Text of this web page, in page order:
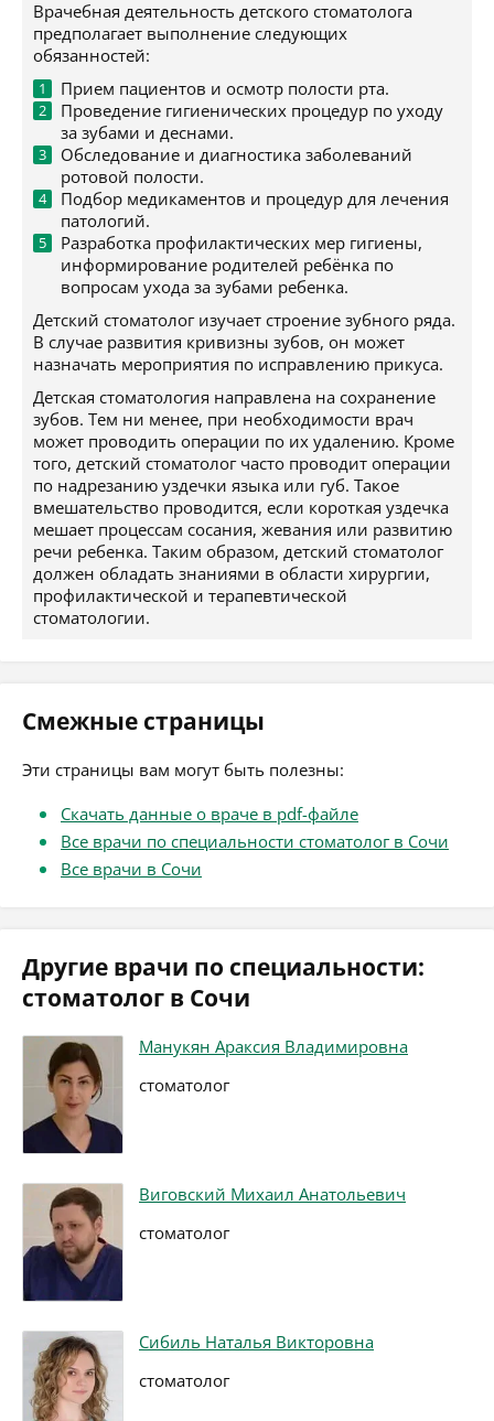
Врачебная деятельность детского стоматолога
предполагает выполнение следующих
обязанностей:
Прием пациентов и осмотр полости рта.
Проведение гигиенических процедур по уходу
за зубами и деснами.
Обследование и диагностика заболеваний
ротовой полости.
Подбор медикаментов и процедур для лечения
патологий.
Разработка профилактических мер гигиены,
информирование родителей ребёнка по
вопросам ухода за зубами ребенка.
Детский стоматолог изучает строение зубного ряда.
В случае развития кривизны зубов, он может
назначать мероприятия по исправлению прикуса.
Детская стоматология направлена на сохранение
зубов. Тем ни менее, при необходимости врач
может проводить операции по их удалению. Кроме
того, детский стоматолог часто проводит операции
по надрезанию уздечки языка или губ. Такое
вмешательство проводится, если короткая уздечка
мешает процессам сосания, жевания или развитию
речи ребенка. Таким образом, детский стоматолог
должен обладать знаниями в области хирургии,
профилактической и терапевтической
стоматологии.
Смежные страницы
Эти страницы вам могут быть полезны:
Скачать данные о враче в pdf-файле
Все врачи по специальности стоматолог в Сочи
Все врачи в Сочи
Другие врачи по специальности:
стоматолог в Сочи
Манукян Араксия Владимировна
стоматолог
Виговский Михаил Анатольевич
стоматолог
Сибиль Наталья Викторовна
стоматолог